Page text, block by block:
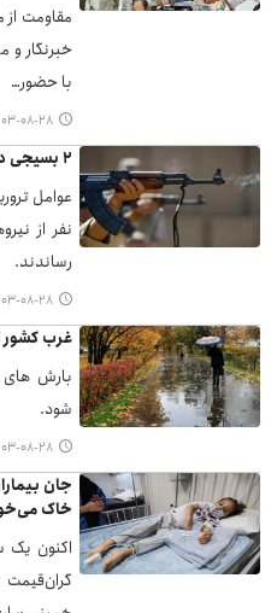
مقاومت
خبرنگار
با حضور…
۱۴۰۳-۰۸-۲۸
۲ بسیجی در سراوان ترور شدند
نفر از
رساندند.
۱۴۰۳-۰۸-۲۸
غرب کشور
بارش های
شود.
۱۴۰۳-۰۸-۲۸
جان
خاک
اکنون یک